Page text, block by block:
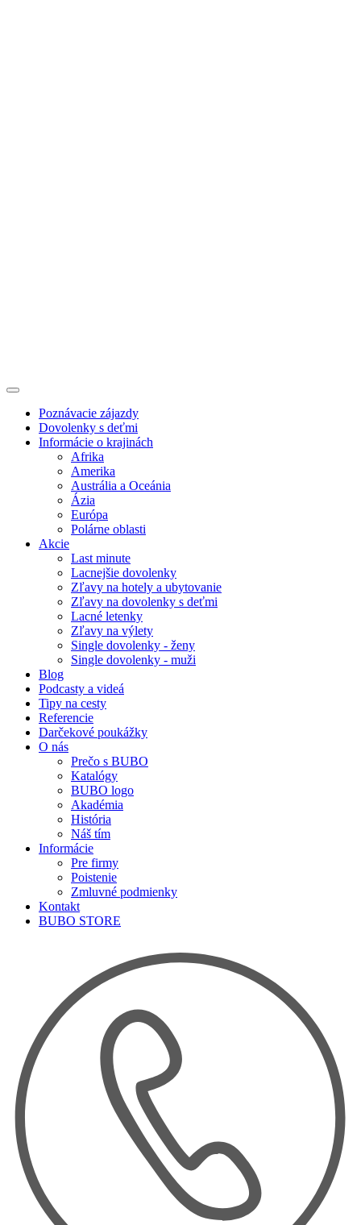
Poznávacie zájazdy
Dovolenky s deťmi
Informácie o krajinách
Afrika
Amerika
Austrália a Oceánia
Ázia
Európa
Polárne oblasti
Akcie
Last minute
Lacnejšie dovolenky
Zľavy na hotely a ubytovanie
Zľavy na dovolenky s deťmi
Lacné letenky
Zľavy na výlety
Single dovolenky - ženy
Single dovolenky - muži
Blog
Podcasty a videá
Tipy na cesty
Referencie
Darčekové poukážky
O nás
Prečo s BUBO
Katalógy
BUBO logo
Akadémia
História
Náš tím
Informácie
Pre firmy
Poistenie
Zmluvné podmienky
Kontakt
BUBO STORE